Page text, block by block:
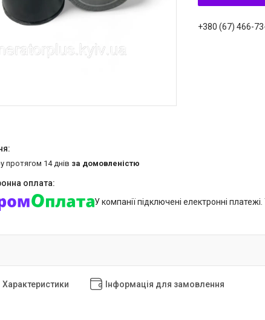
+380 (67) 466-
протягом 14 днів за домовленістю
У компанії підключені електронні
Характеристики Інформація для замовлення